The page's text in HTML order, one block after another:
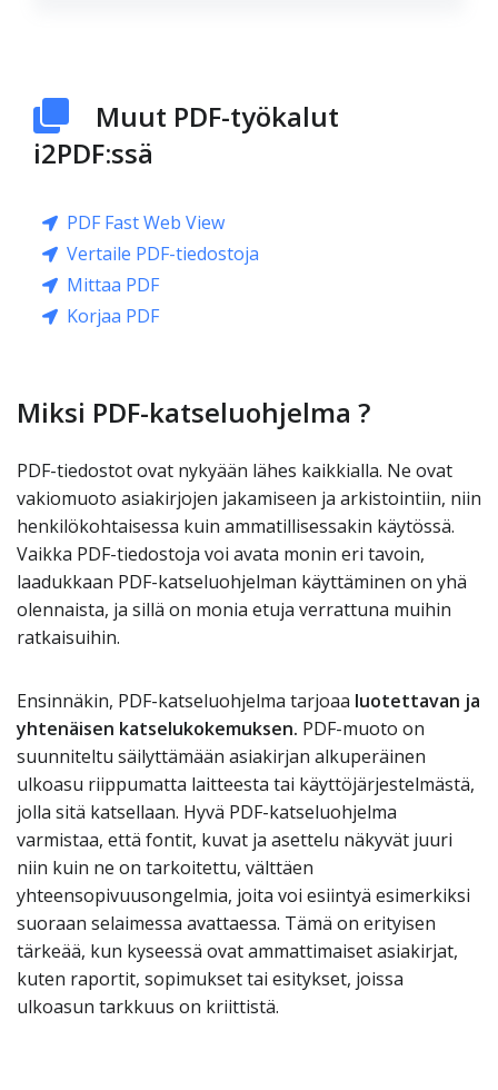
Muut PDF-työkalut
i2PDF:ssä
PDF Fast Web View
Vertaile PDF-tiedostoja
Mittaa PDF
Korjaa PDF
Miksi PDF-katseluohjelma ?
PDF-tiedostot ovat nykyään lähes kaikkialla. Ne ovat
vakiomuoto asiakirjojen jakamiseen ja arkistointiin, niin
henkilökohtaisessa kuin ammatillisessakin käytössä.
Vaikka PDF-tiedostoja voi avata monin eri tavoin,
laadukkaan PDF-katseluohjelman käyttäminen on yhä
olennaista, ja sillä on monia etuja verrattuna muihin
ratkaisuihin.
Ensinnäkin, PDF-katseluohjelma tarjoaa luotettavan ja
yhtenäisen katselukokemuksen. PDF-muoto on
suunniteltu säilyttämään asiakirjan alkuperäinen
ulkoasu riippumatta laitteesta tai käyttöjärjestelmästä,
jolla sitä katsellaan. Hyvä PDF-katseluohjelma
varmistaa, että fontit, kuvat ja asettelu näkyvät juuri
niin kuin ne on tarkoitettu, välttäen
yhteensopivuusongelmia, joita voi esiintyä esimerkiksi
suoraan selaimessa avattaessa. Tämä on erityisen
tärkeää, kun kyseessä ovat ammattimaiset asiakirjat,
kuten raportit, sopimukset tai esitykset, joissa
ulkoasun tarkkuus on kriittistä.